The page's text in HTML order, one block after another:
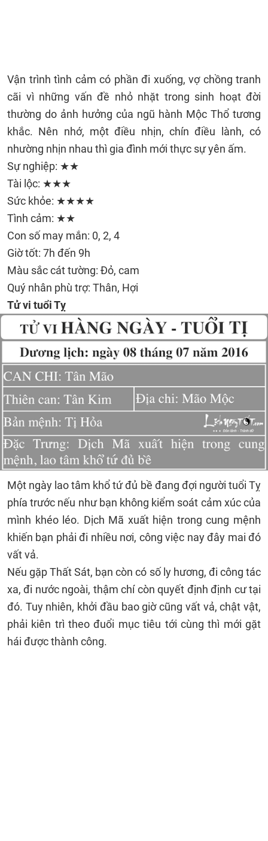
Vận trình tình cảm có phần đi xuống, vợ chồng tranh
cãi vì những vấn đề nhỏ nhặt trong sinh hoạt đời
thường do ảnh hưởng của ngũ hành Mộc Thổ tương
khắc. Nên nhớ, một điều nhịn, chín điều lành, có
nhường nhịn nhau thì gia đình mới thực sự yên ấm.
Sự nghiệp: ★★
Tài lộc: ★★★
Sức khỏe: ★★★★
Tình cảm: ★★
Con số may mắn: 0, 2, 4
Giờ tốt: 7h đến 9h
Màu sắc cát tường: Đỏ, cam
Quý nhân phù trợ: Thân, Hợi
Tử vi tuổi Tỵ
Một ngày lao tâm khổ tứ đủ bề đang đợi người tuổi Tỵ
phía trước nếu như bạn không kiểm soát cảm xúc của
mình khéo léo. Dịch Mã xuất hiện trong cung mệnh
khiến bạn phải đi nhiều nơi, công việc nay đây mai đó
vất vả.
Nếu gặp Thất Sát, bạn còn có số ly hương, đi công tác
xa, đi nước ngoài, thậm chí còn quyết định định cư tại
đó. Tuy nhiên, khởi đầu bao giờ cũng vất vả, chật vật,
phải kiên trì theo đuổi mục tiêu tới cùng thì mới gặt
hái được thành công.